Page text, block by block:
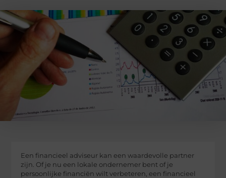
Een financieel adviseur kan een waardevolle partner
zijn. Of je nu een lokale ondernemer bent of je
persoonlijke financiën wilt verbeteren, een financieel